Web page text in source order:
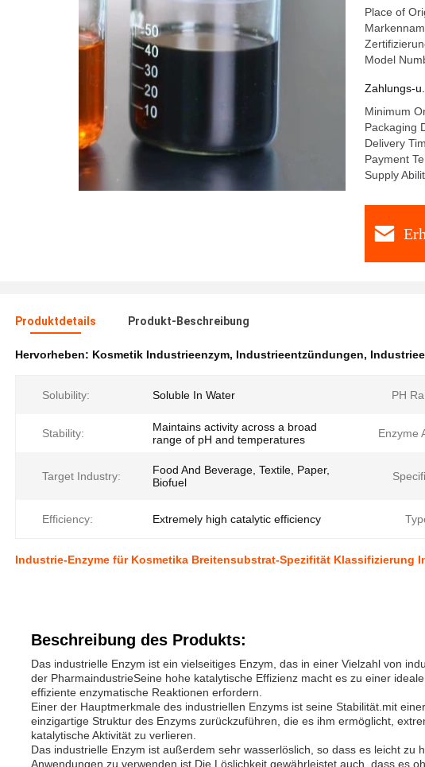
Place of
Model
Zahlungs-
Minimum
Packaging
Delivery
Payment
Supply
Produktdetails Produkt-Beschreibung
Hervorheben: Kosmetik Industrieenzym, Industrieentzündungen,
Solubility: Soluble In Water PH
Stability:
Maintains activity across a broad
range of pH and temperatures
Enzyme
Target Industry:
Food And Beverage, Textile, Paper,
Biofuel
Efficiency: Extremely high catalytic efficiency
Industrie-Enzyme für Kosmetika Breitensubstrat-Spezifität Klassifizierung
Beschreibung des Produkts:
Das industrielle Enzym ist ein vielseitiges Enzym, das in einer Vielzahl von
der PharmaindustrieSeine hohe katalytische Effizienz macht es zu einer
effiziente enzymatische Reaktionen erfordern.
Einer der Hauptmerkmale des industriellen Enzyms ist seine Stabilität.mit
einzigartige Struktur des Enzyms zurückzuführen, die es ihm ermöglicht,
katalytische Aktivität zu verlieren.
Das industrielle Enzym ist außerdem sehr wasserlöslich, so dass es leicht zu
Anwendungen zu verwenden ist.Die Löslichkeit gewährleistet auch, dass es